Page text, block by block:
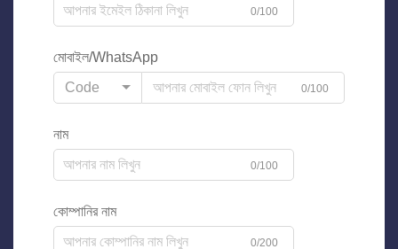
0/100
মোবাইল/WhatsApp
Code
0/100
নাম
0/100
কোম্পানির নাম
0/200